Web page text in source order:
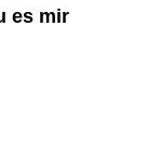
es mir